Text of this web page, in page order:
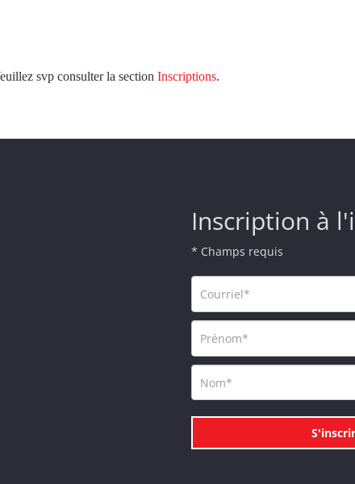
svp consulter la section Inscriptions.
Inscription à
* Champs requis